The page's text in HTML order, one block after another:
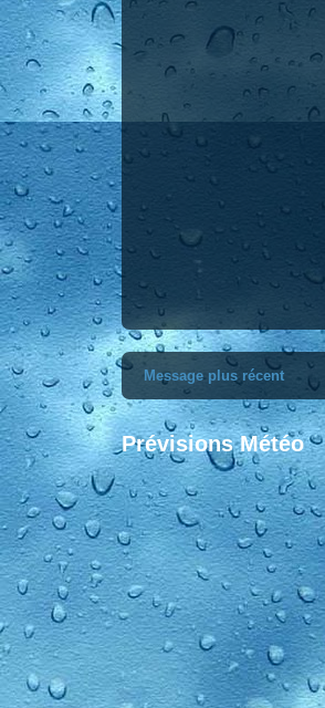
Message plus récent
Prévisions Météo